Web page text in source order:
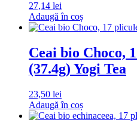
27,14 lei
Adaugă în coș
Ceai bio Choco,
(37.4g) Yogi Tea
23,50 lei
Adaugă în coș